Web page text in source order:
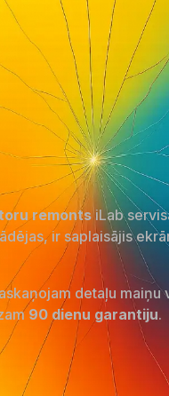
remontsiLab
ir saplaisājis
detaļu maiņu
90 dienu garantiju.